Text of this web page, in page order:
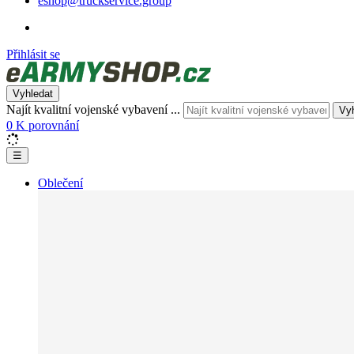
Přihlásit se
Vyhledat
Najít kvalitní vojenské vybavení ...
0 K porovnání
☰
Oblečení